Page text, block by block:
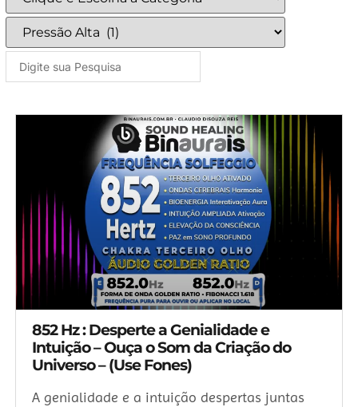
852 Hz : Desperte a Genialidade e
Intuição – Ouça o Som da Criação do
Universo – (Use Fones)
A genialidade e a intuição despertas juntas